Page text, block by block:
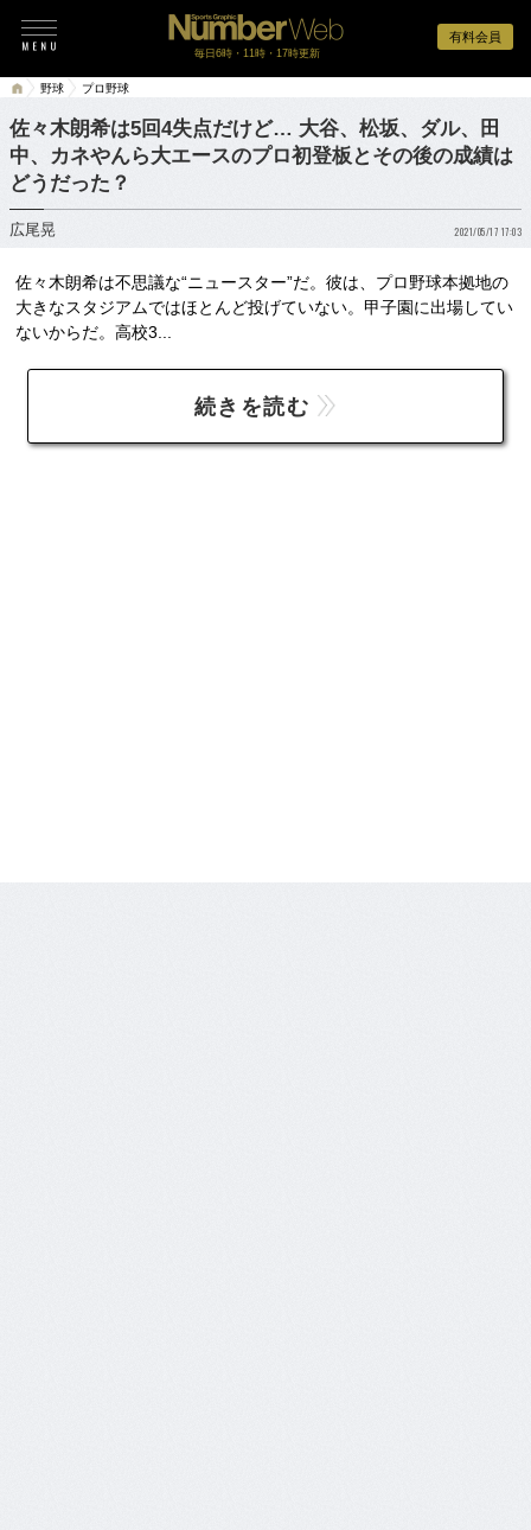
有料会員
毎日6時・11時・17時更新
野球 プロ野球
佐々木朗希は5回4失点だけど… 大谷、松坂、ダル、田
中、カネやんら大エースのプロ初登板とその後の成績は
どうだった？
広尾晃 2021/05/17 17:03
佐々木朗希は不思議な“ニュースター”だ。彼は、プロ野球本拠地の
大きなスタジアムではほとんど投げていない。甲子園に出場してい
ないからだ。高校3...
続きを読む